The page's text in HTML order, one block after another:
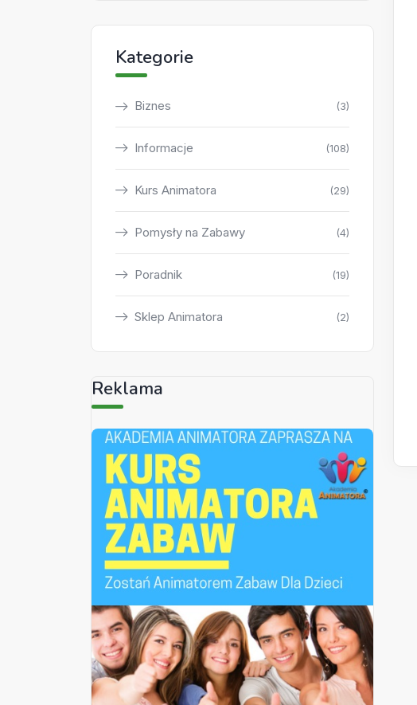
Kategorie
Biznes (3)
Informacje (108)
Kurs Animatora (29)
Pomysły na Zabawy (4)
Poradnik (19)
Sklep Animatora (2)
Reklama